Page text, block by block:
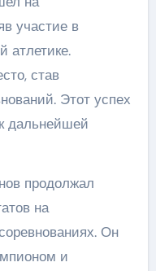
участие в
атлетике.
став
Этот успех
дальнейшей
продолжал
на
Он
и